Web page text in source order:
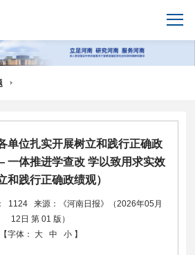
单位扎实开展树立和践行正确政
体推进学查改 学以致用求实效
和践行正确政绩观）
1124
来源：《河南日报》（2026年05月
12日 第 01 版）
【字体：
大 中 小 】